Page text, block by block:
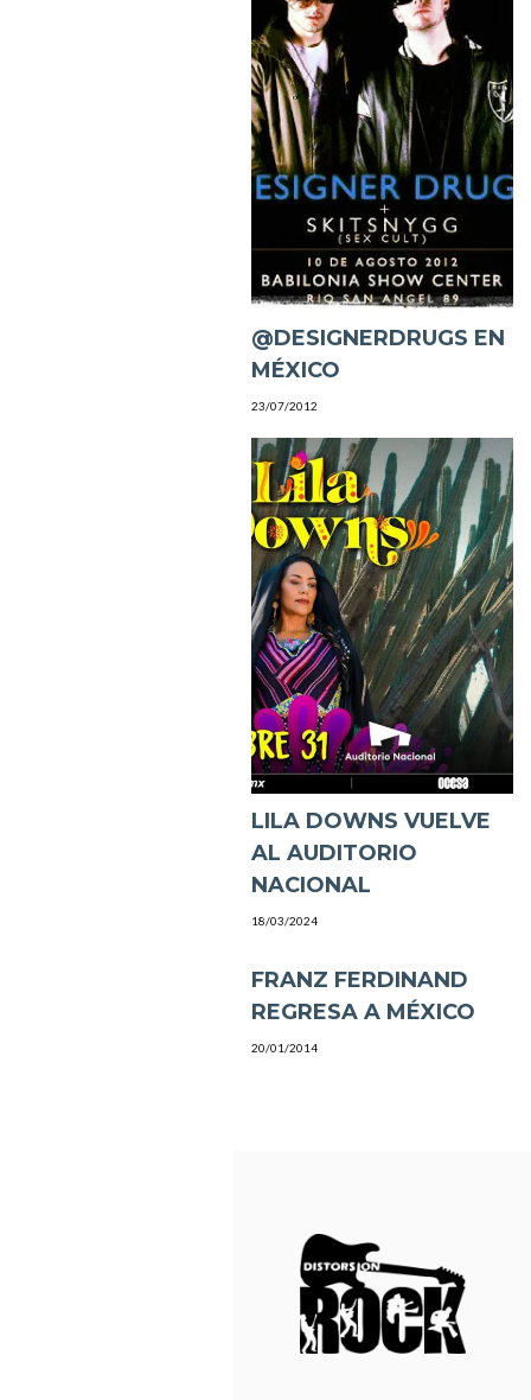
@DESIGNERDRUGS EN
MÉXICO
23/07/2012
LILA DOWNS VUELVE
AL AUDITORIO
NACIONAL
18/03/2024
FRANZ FERDINAND
REGRESA A MÉXICO
20/01/2014